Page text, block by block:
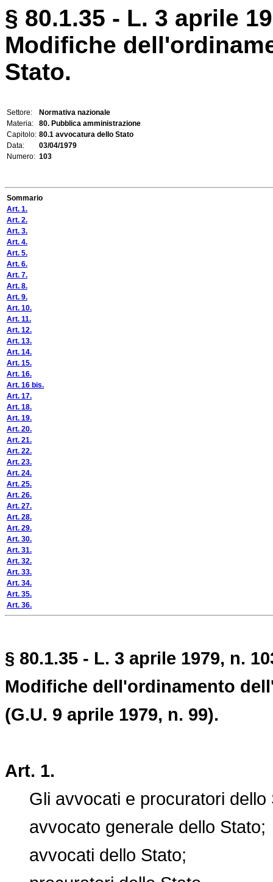
§ 80.1.35 - L. 3 aprile
Modifiche
Stato.
Settore:
Normativa nazionale
Materia:
80. Pubblica amministrazione
Capitolo: 80.1 avvocatura dello Stato
Data:
03/04/1979
Numero: 103
Sommario
Art. 1.
Art. 2.
Art. 3.
Art. 4.
Art. 5.
Art. 6.
Art. 7.
Art. 8.
Art. 9.
Art. 10.
Art. 11.
Art. 12.
Art. 13.
Art. 14.
Art. 15.
Art. 16.
Art. 16 bis.
Art. 17.
Art. 18.
Art. 19.
Art. 20.
Art. 21.
Art. 22.
Art. 23.
Art. 24.
Art. 25.
Art. 26.
Art. 27.
Art. 28.
Art. 29.
Art. 30.
Art. 31.
Art. 32.
Art. 33.
Art. 34.
Art. 35.
Art. 36.
§ 80.1.35 - L. 3 aprile 1979, n.
Modifiche dell'ordinamento
(G.U. 9 aprile 1979, n. 99).
Art. 1.
Gli avvocati e procuratori dello
avvocato generale dello Stato;
avvocati dello Stato;